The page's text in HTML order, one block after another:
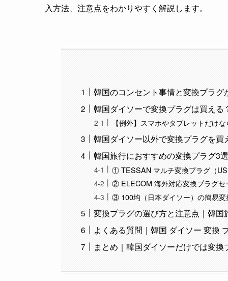
入方法、注意点をわかりやすく解説します。
韓国のコンセント事情と変換プラ
韓国ダイソーで変換プラグは買える
【例外】スマホやタブレットだけ
韓国ダイソー以外で変換プラグを
韓国旅行におすすめの変換プラグ3
① TESSAN マルチ変換プラグ（
② ELECOM 海外対応変換プラグセ
③ 100均（日本ダイソー）の簡易変
変換プラグの選び方と注意点｜韓
よくある質問｜韓国 ダイソー 変換
まとめ｜韓国ダイソーだけでは変